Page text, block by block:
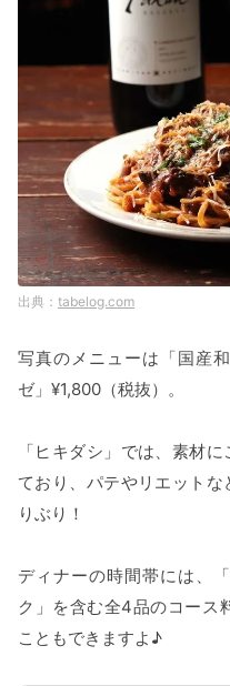
tabelog.com
写真のメニューは「国産
ゼ」¥1,800（税抜）。
「ヒキダシ」では、素材
ており、パテやリエット
りぶり！
ディナーの時間帯には、
ク」を含む全4品のコース
こともできますよ♪